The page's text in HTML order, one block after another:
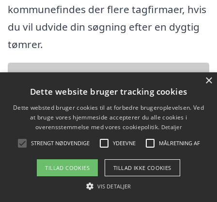
kommunefindes der flere tagfirmaer, hvis
du vil udvide din søgning efter en dygtig
tømrer.
2LP A/S
Farvervej 20, 7490 Aulum
Ansatte: 33
Startdato: 24. november 2010,
Virksomhedsform: Aktieselskab
CVR: 33354509
×
Dette website bruger tracking cookies
Dette websted bruger cookies til at forbedre brugeroplevelsen. Ved
at bruge vores hjemmeside accepterer du alle cookies i
overensstemmelse med vores cookiepolitik. Detaljer
STRENGT NØDVENDIGE YDEEVNE MÅLRETNING AF
TILLAD COOKIES TILLAD IKKE COOKIES
VIS DETALJER